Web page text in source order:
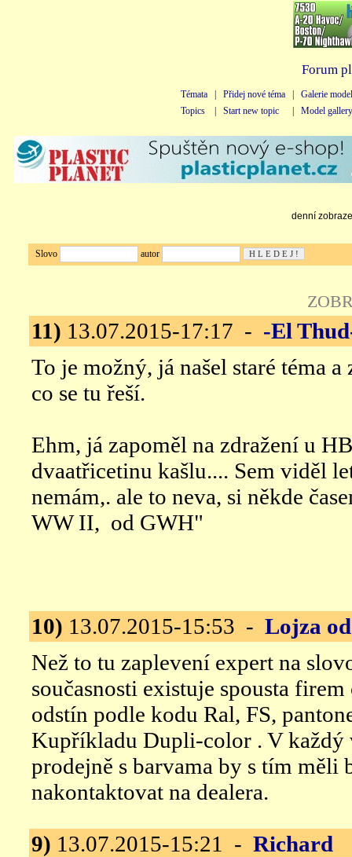
Forum
Témata Přidej nové téma
Galerie
Topics
Start new topic Model gallery
denní
Slovo autor
11) 13.07.2015-17:17 - -El
To je možný, já našel staré téma a
co se tu řeší.
Ehm, já zapoměl na zdražení u
dvaatřicetinu kašlu.... Sem viděl
nemám,. ale to neva, si někde
WW II, od GWH"
10) 13.07.2015-15:53 - Lojza
Než to tu zaplevení expert na
současnosti existuje spousta
odstín podle kodu Ral, FS,
Kupříkladu Dupli-color . V každý
prodejně s barvama by s tím měli
nakontaktovat na dealera.
9) 13.07.2015-15:21 - Richard